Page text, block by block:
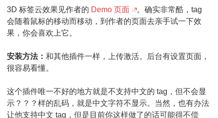
3D 标签云效果见作者的 Demo 页面
。确实非常酷，tag
会随着鼠标的移动而移动，到作者的页面去亲手试一下效
果，你会喜欢上它。
安装方法： 和其他插件一样，上传激活。后台有设置页面，
很容易看懂。
这个插件唯一不好的地方就是不支持中文的 tag，但不会显
示？？？样的乱码，就是中文字符不显示。当然，也有办法
让他支持中文 tag，但是目前你这样做了的话可能得不偿